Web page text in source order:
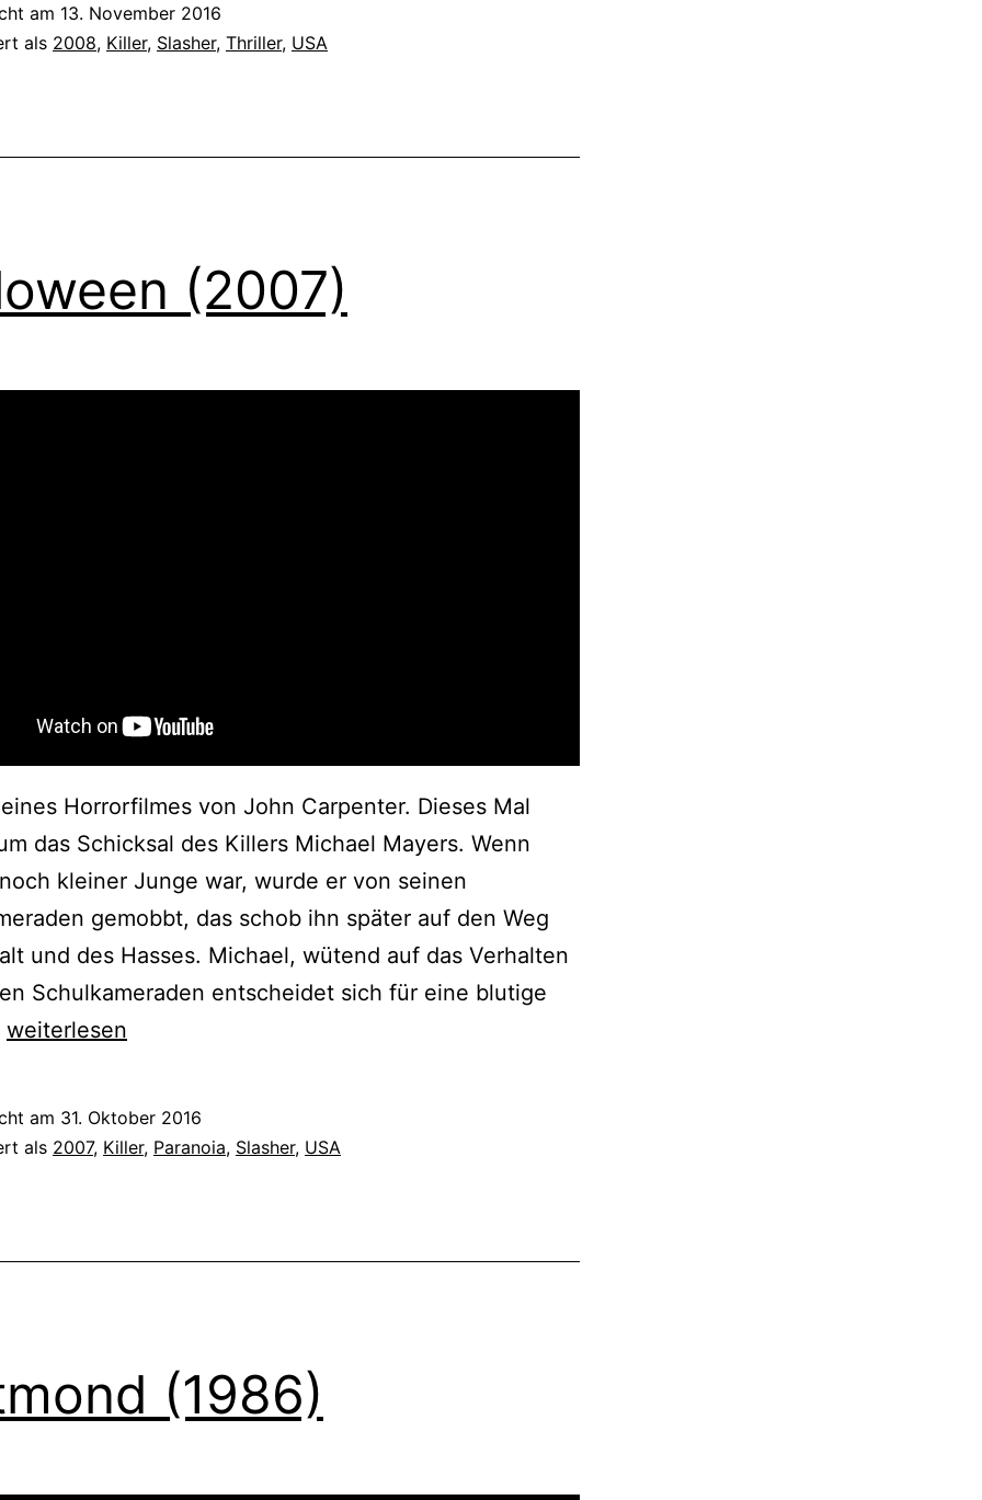
am 13. November 2016
als 2008, Killer, Slasher, Thriller, USA
(2007)
Horrorfilmes von John Carpenter. Dieses Mal
das Schicksal des Killers Michael Mayers. Wenn
kleiner Junge war, wurde er von seinen
gemobbt, das schob ihn später auf den Weg
und des Hasses. Michael, wütend auf das Verhalten
Schulkameraden entscheidet sich für eine blutige
Halloween
weiterlesen
am 31. Oktober 2016
als 2007, Killer, Paranoia, Slasher, USA
(1986)